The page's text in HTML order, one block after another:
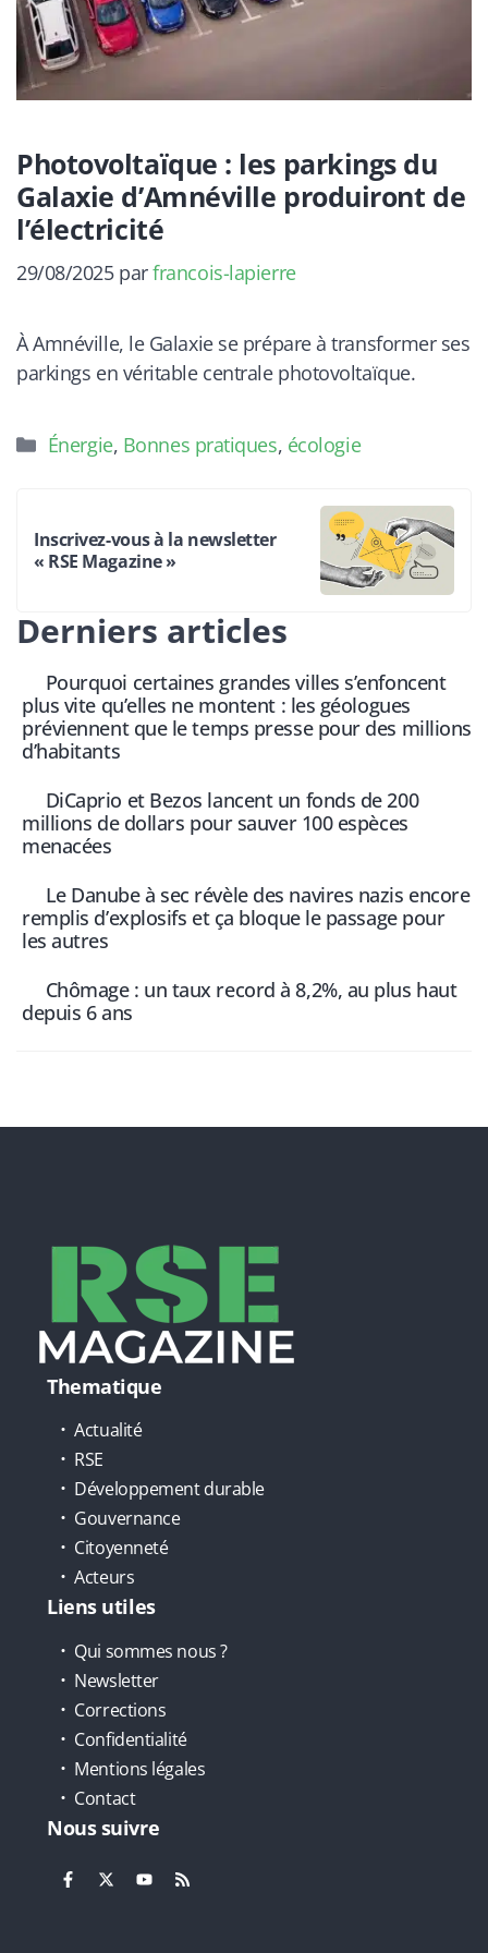
Photovoltaïque : les parkings du
Galaxie d’Amnéville produiront de
l’électricité
29/08/2025 parfrancois-lapierre
À Amnéville, le Galaxie se prépare à transformer ses
parkings en véritable centrale photovoltaïque.
Catégories
Énergie, Bonnes pratiques, écologie
Inscrivez-vous à la newsletter
« RSE Magazine »
Derniers articles
Pourquoi certaines grandes villes s’enfoncent
plus vite qu’elles ne montent : les géologues
préviennent que le temps presse pour des millions
d’habitants
DiCaprio et Bezos lancent un fonds de 200
millions de dollars pour sauver 100 espèces
menacées
Le Danube à sec révèle des navires nazis encore
remplis d’explosifs et ça bloque le passage pour
les autres
Chômage : un taux record à 8,2%, au plus haut
depuis 6 ans
Thematique
Actualité
RSE
Développement durable
Gouvernance
Citoyenneté
Acteurs
Liens utiles
Qui sommes nous ?
Newsletter
Corrections
Confidentialité
Mentions légales
Contact
Nous suivre